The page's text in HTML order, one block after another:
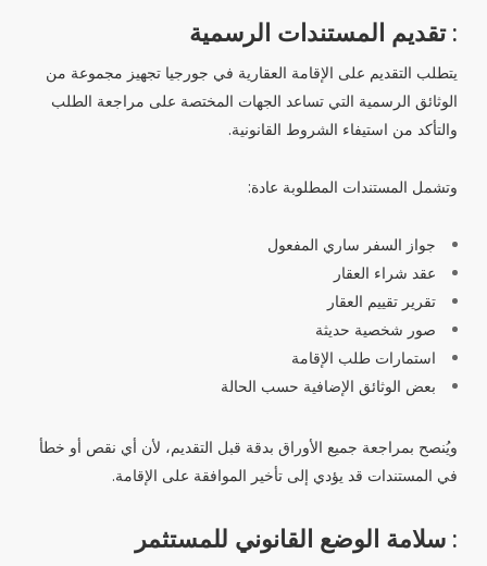
: تقديم المستندات الرسمية
يتطلب التقديم على الإقامة العقارية في جورجيا تجهيز مجموعة من
الوثائق الرسمية التي تساعد الجهات المختصة على مراجعة الطلب
والتأكد من استيفاء الشروط القانونية.
وتشمل المستندات المطلوبة عادة:
جواز السفر ساري المفعول
عقد شراء العقار
تقرير تقييم العقار
صور شخصية حديثة
استمارات طلب الإقامة
بعض الوثائق الإضافية حسب الحالة
ويُنصح بمراجعة جميع الأوراق بدقة قبل التقديم، لأن أي نقص أو خطأ
في المستندات قد يؤدي إلى تأخير الموافقة على الإقامة.
: سلامة الوضع القانوني للمستثمر